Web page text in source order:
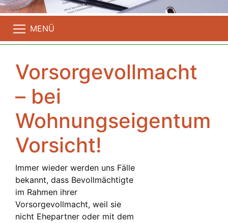
MENÜ
Vorsorgevollmacht
– bei
Wohnungseigentum
Vorsicht!
Immer wieder werden uns Fälle
bekannt, dass Bevollmächtigte
im Rahmen ihrer
Vorsorgevollmacht, weil sie
nicht Ehepartner oder mit dem